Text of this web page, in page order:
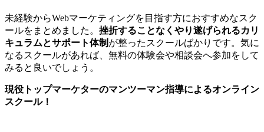
未経験からWebマーケティングを目指す方におすすめなスク
ールをまとめました。 挫折することなくやり遂げられるカリ
キュラムとサポート体制 が整ったスクールばかりです。気に
なるスクールがあれば、無料の体験会や相談会へ参加をして
みると良いでしょう。
現役トップマーケターのマンツーマン指導によるオンライン
スクール！